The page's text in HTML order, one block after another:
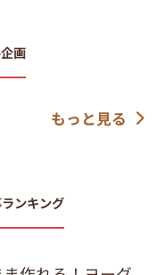
画
もっと見る
ンキング